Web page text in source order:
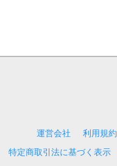
運営会社 利用規約
特定商取引法に基づく表示